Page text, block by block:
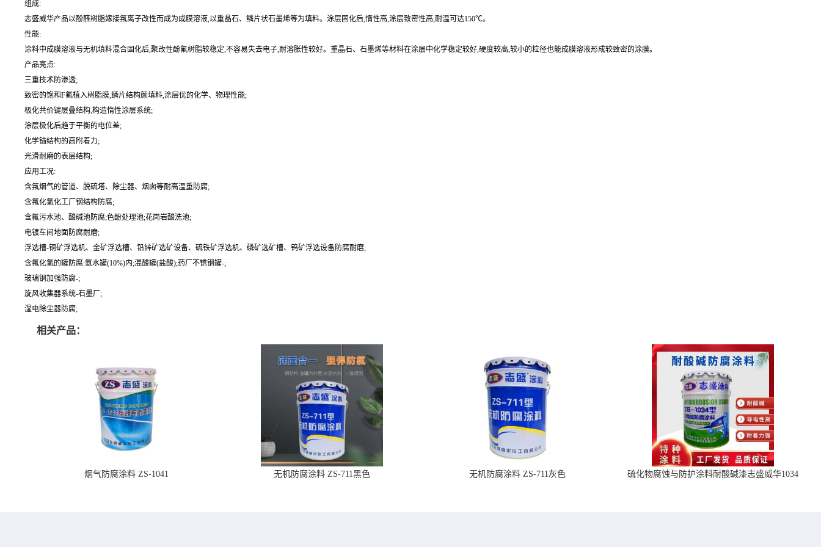
组成:
志盛威华产品以酚醛树脂嫁接氟离子改性而成为成膜溶液,以重晶石、鳞片状石墨烯等为填料。涂层固化后,惰性高,涂层致密性高,耐温可达150℃。
性能:
涂料中成膜溶液与无机填料混合固化后,聚改性酚氟树脂较稳定,不容易失去电子,耐溶胀性较好。重晶石、石墨烯等材料在涂层中化学稳定较好,硬度较高,较小的粒径也能成膜溶液形成较致密的涂膜。
产品亮点:
三重技术防渗透;
致密的饱和F氟植入树脂膜,鳞片结构颜填料,涂层优的化学、物理性能;
极化共价键层叠结构,构造惰性涂层系统;
涂层极化后趋于平衡的电位差;
化学锚结构的高附着力;
光滑耐磨的表层结构;
应用工况:
含氟烟气的管道、脱硫塔、除尘器、烟囱等耐高温重防腐;
含氟化氢化工厂钢结构防腐;
含氟污水池、酸碱池防腐;色酚处理池;花岗岩酸洗池;
电镀车间地面防腐耐磨;
浮选槽-铜矿浮选机、金矿浮选槽、铅锌矿选矿设备、硫铁矿浮选机、磷矿选矿槽、钨矿浮选设备防腐耐磨;
含氟化氢的罐防腐:氨水罐(10%)内;混酸罐(盐酸);药厂不锈钢罐-;
玻璃钢加强防腐-;
旋风收集器系统-石墨厂;
湿电除尘器防腐;
相关产品：
烟气防腐涂料 ZS-1041 无机防腐涂料 ZS-711黑色 无机防腐涂料 ZS-711灰色 硫化物腐蚀与防护涂料耐酸碱漆志盛威华1034